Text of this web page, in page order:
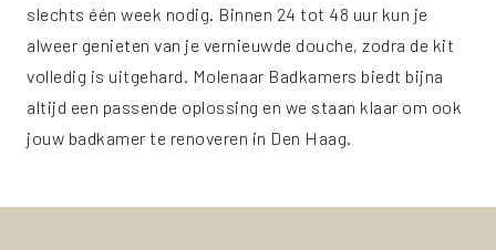
slechts één week nodig. Binnen 24 tot 48 uur kun je
alweer genieten van je vernieuwde douche, zodra de kit
volledig is uitgehard. Molenaar Badkamers biedt bijna
altijd een passende oplossing en we staan klaar om ook
jouw badkamer te renoveren in Den Haag.